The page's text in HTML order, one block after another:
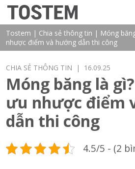
Tostem | Chia sẻ thông tin | Móng
nhược điểm và hướng dẫn thi công
CHIA SẺ THÔNG TIN | 16.09.25
Móng băng là
ưu nhược điểm
dẫn thi công
4.5/5 - (2
TOSTEM VIỆT NAM